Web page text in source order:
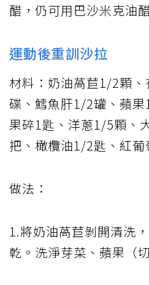
醋，仍可用巴沙米克油
運動後重訓沙拉
材料：奶油萵苣1/2顆
碟、鱈魚肝1/2罐、蘋
果碎1匙、洋蔥1/5顆、
把、橄欖油1/2匙、紅葡
做法：
1.將奶油萵苣剝開清洗
乾。洗淨芽菜、蘋果（